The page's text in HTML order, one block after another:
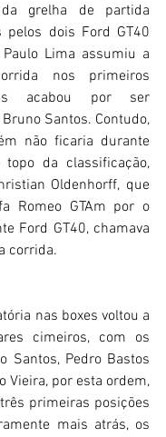
grelha de partida
pelos dois Ford GT40
Lima assumiu a
nos primeiros
acabou por ser
Santos. Contudo,
não ficaria durante
da classificação,
Oldenhorff, que
Romeo GTAm por o
Ford GT40, chamava
corrida.
nas boxes voltou a
cimeiros, com os
Santos, Pedro Bastos
Vieira, por esta ordem,
primeiras posições
mais atrás, os